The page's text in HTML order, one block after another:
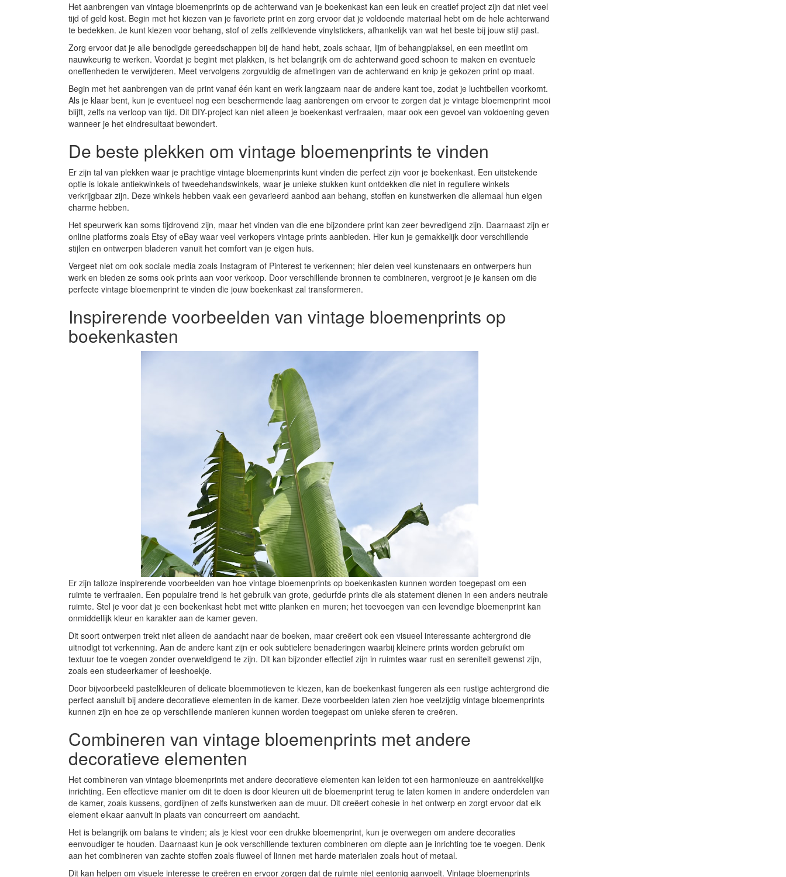
Het aanbrengen van vintage bloemenprints op de achterwand van je boekenkast kan een leuk en creatief project zijn dat niet veel
tijd of geld kost. Begin met het kiezen van je favoriete print en zorg ervoor dat je voldoende materiaal hebt om de hele achterwand
te bedekken. Je kunt kiezen voor behang, stof of zelfs zelfklevende vinylstickers, afhankelijk van wat het beste bij jouw stijl past.
Zorg ervoor dat je alle benodigde gereedschappen bij de hand hebt, zoals schaar, lijm of behangplaksel, en een meetlint om
nauwkeurig te werken. Voordat je begint met plakken, is het belangrijk om de achterwand goed schoon te maken en eventuele
oneffenheden te verwijderen. Meet vervolgens zorgvuldig de afmetingen van de achterwand en knip je gekozen print op maat.
Begin met het aanbrengen van de print vanaf één kant en werk langzaam naar de andere kant toe, zodat je luchtbellen voorkomt.
Als je klaar bent, kun je eventueel nog een beschermende laag aanbrengen om ervoor te zorgen dat je vintage bloemenprint mooi
blijft, zelfs na verloop van tijd. Dit DIY-project kan niet alleen je boekenkast verfraaien, maar ook een gevoel van voldoening geven
wanneer je het eindresultaat bewondert.
De beste plekken om vintage bloemenprints te vinden
Er zijn tal van plekken waar je prachtige vintage bloemenprints kunt vinden die perfect zijn voor je boekenkast. Een uitstekende
optie is lokale antiekwinkels of tweedehandswinkels, waar je unieke stukken kunt ontdekken die niet in reguliere winkels
verkrijgbaar zijn. Deze winkels hebben vaak een gevarieerd aanbod aan behang, stoffen en kunstwerken die allemaal hun eigen
charme hebben.
Het speurwerk kan soms tijdrovend zijn, maar het vinden van die ene bijzondere print kan zeer bevredigend zijn. Daarnaast zijn er
online platforms zoals Etsy of eBay waar veel verkopers vintage prints aanbieden. Hier kun je gemakkelijk door verschillende
stijlen en ontwerpen bladeren vanuit het comfort van je eigen huis.
Vergeet niet om ook sociale media zoals Instagram of Pinterest te verkennen; hier delen veel kunstenaars en ontwerpers hun
werk en bieden ze soms ook prints aan voor verkoop. Door verschillende bronnen te combineren, vergroot je je kansen om die
perfecte vintage bloemenprint te vinden die jouw boekenkast zal transformeren.
Inspirerende voorbeelden van vintage bloemenprints op
boekenkasten
Er zijn talloze inspirerende voorbeelden van hoe vintage bloemenprints op boekenkasten kunnen worden toegepast om een
ruimte te verfraaien. Een populaire trend is het gebruik van grote, gedurfde prints die als statement dienen in een anders neutrale
ruimte. Stel je voor dat je een boekenkast hebt met witte planken en muren; het toevoegen van een levendige bloemenprint kan
onmiddellijk kleur en karakter aan de kamer geven.
Dit soort ontwerpen trekt niet alleen de aandacht naar de boeken, maar creëert ook een visueel interessante achtergrond die
uitnodigt tot verkenning. Aan de andere kant zijn er ook subtielere benaderingen waarbij kleinere prints worden gebruikt om
textuur toe te voegen zonder overweldigend te zijn. Dit kan bijzonder effectief zijn in ruimtes waar rust en sereniteit gewenst zijn,
zoals een studeerkamer of leeshoekje.
Door bijvoorbeeld pastelkleuren of delicate bloemmotieven te kiezen, kan de boekenkast fungeren als een rustige achtergrond die
perfect aansluit bij andere decoratieve elementen in de kamer. Deze voorbeelden laten zien hoe veelzijdig vintage bloemenprints
kunnen zijn en hoe ze op verschillende manieren kunnen worden toegepast om unieke sferen te creëren.
Combineren van vintage bloemenprints met andere
decoratieve elementen
Het combineren van vintage bloemenprints met andere decoratieve elementen kan leiden tot een harmonieuze en aantrekkelijke
inrichting. Een effectieve manier om dit te doen is door kleuren uit de bloemenprint terug te laten komen in andere onderdelen van
de kamer, zoals kussens, gordijnen of zelfs kunstwerken aan de muur. Dit creëert cohesie in het ontwerp en zorgt ervoor dat elk
element elkaar aanvult in plaats van concurreert om aandacht.
Het is belangrijk om balans te vinden; als je kiest voor een drukke bloemenprint, kun je overwegen om andere decoraties
eenvoudiger te houden. Daarnaast kun je ook verschillende texturen combineren om diepte aan je inrichting toe te voegen. Denk
aan het combineren van zachte stoffen zoals fluweel of linnen met harde materialen zoals hout of metaal.
Dit kan helpen om visuele interesse te creëren en ervoor zorgen dat de ruimte niet eentonig aanvoelt. Vintage bloemenprints